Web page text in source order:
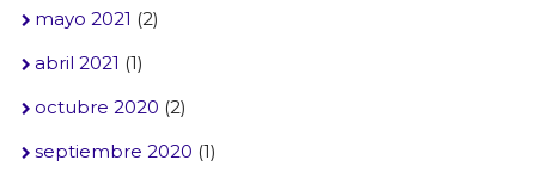
mayo 2021 (2)
abril 2021 (1)
octubre 2020 (2)
septiembre 2020 (1)